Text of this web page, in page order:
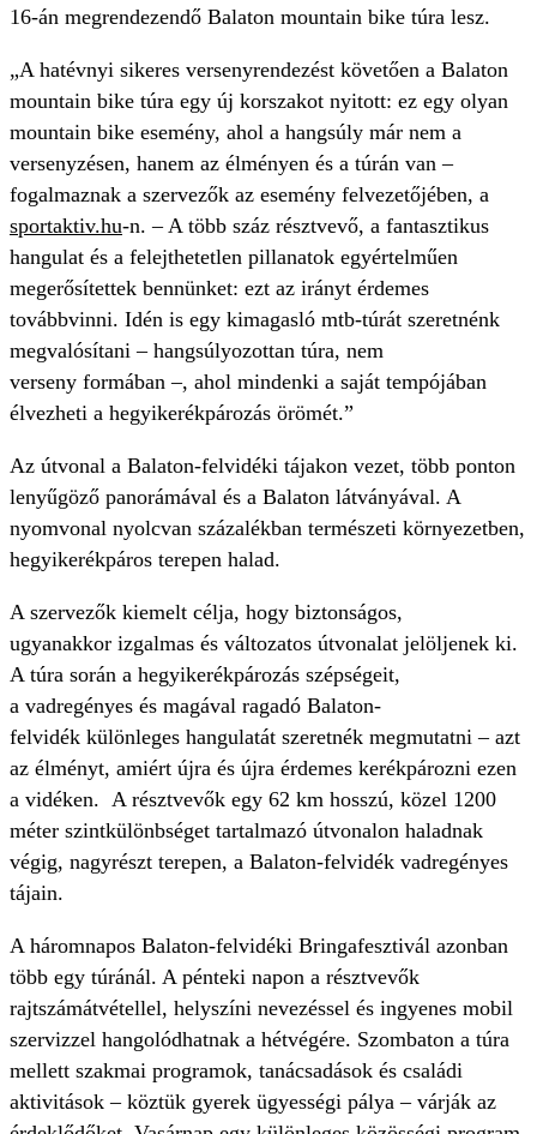
16-án megrendezendő Balaton mountain bike túra lesz.
„A hatévnyi sikeres versenyrendezést követően a Balaton
mountain bike túra egy új korszakot nyitott: ez egy olyan
mountain bike esemény, ahol a hangsúly már nem a
versenyzésen, hanem az élményen és a túrán van –
fogalmaznak a szervezők az esemény felvezetőjében, a
sportaktiv.hu-n. – A több száz résztvevő, a fantasztikus
hangulat és a felejthetetlen pillanatok egyértelműen
megerősítettek bennünket: ezt az irányt érdemes
továbbvinni. Idén is egy kimagasló mtb-túrát szeretnénk
megvalósítani – hangsúlyozottan túra, nem
verseny formában –, ahol mindenki a saját tempójában
élvezheti a hegyikerékpározás örömét.”
Az útvonal a Balaton-felvidéki tájakon vezet, több ponton
lenyűgöző panorámával és a Balaton látványával. A
nyomvonal nyolcvan százalékban természeti környezetben,
hegyikerékpáros terepen halad.
A szervezők kiemelt célja, hogy biztonságos,
ugyanakkor izgalmas és változatos útvonalat jelöljenek ki.
A túra során a hegyikerékpározás szépségeit,
a vadregényes és magával ragadó Balaton-
felvidék különleges hangulatát szeretnék megmutatni – azt
az élményt, amiért újra és újra érdemes kerékpározni ezen
a vidéken. A résztvevők egy 62 km hosszú, közel 1200
méter szintkülönbséget tartalmazó útvonalon haladnak
végig, nagyrészt terepen, a Balaton-felvidék vadregényes
tájain.
A háromnapos Balaton-felvidéki Bringafesztivál azonban
több egy túránál. A pénteki napon a résztvevők
rajtszámátvétellel, helyszíni nevezéssel és ingyenes mobil
szervizzel hangolódhatnak a hétvégére. Szombaton a túra
mellett szakmai programok, tanácsadások és családi
aktivitások – köztük gyerek ügyességi pálya – várják az